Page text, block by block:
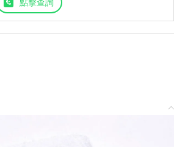
點擊查詢